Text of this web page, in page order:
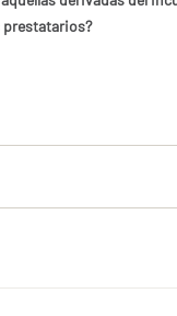
prestatarios?